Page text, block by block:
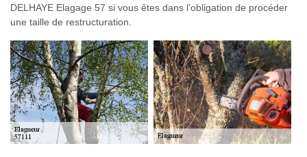
DELHAYE Elagage 57 si vous êtes dans l’obligation de procéder
une taille de restructuration.